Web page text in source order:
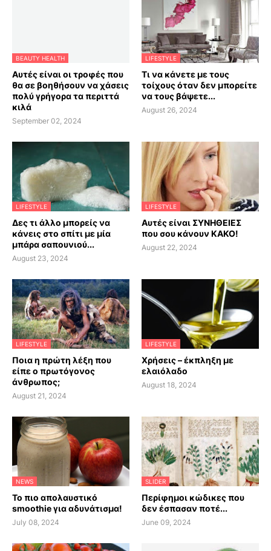
BEAUTY HEALTH
Αυτές είναι οι τροφές που
θα σε βοηθήσουν να χάσεις
πολύ γρήγορα τα περιττά
κιλά
September 02, 2024
LIFESTYLE
Τι να κάνετε με τους
τοίχους όταν δεν μπορείτε
να τους βάψετε...
August 26, 2024
LIFESTYLE
Δες τι άλλο μπορείς να
κάνεις στο σπίτι με μία
μπάρα σαπουνιού...
August 23, 2024
LIFESTYLE
Αυτές είναι ΣΥΝΗΘΕΙΕΣ
που σου κάνουν ΚΑΚΟ!
August 22, 2024
LIFESTYLE
Ποια η πρώτη λέξη που
είπε ο πρωτόγονος
άνθρωπος;
August 21, 2024
LIFESTYLE
Χρήσεις – έκπληξη με
ελαιόλαδο
August 18, 2024
NEWS
Το πιο απολαυστικό
smoothie για αδυνάτισμα!
July 08, 2024
SLIDER
Περίφημοι κώδικες που
δεν έσπασαν ποτέ...
June 09, 2024